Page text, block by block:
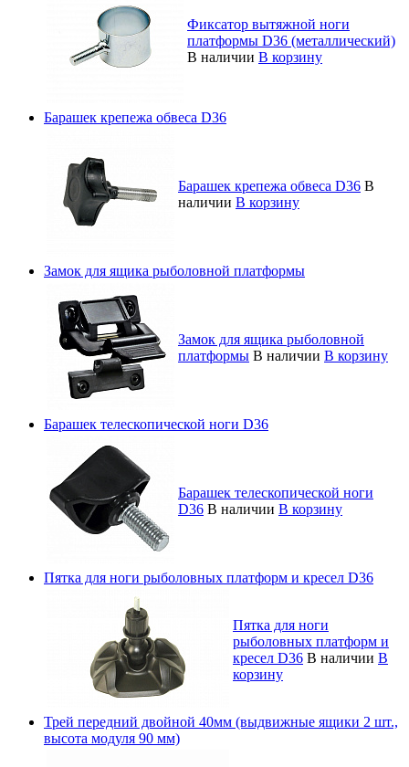
Фиксатор вытяжной ноги
платформы D36 (металлический)
В наличии В корзину
Барашек крепежа обвеса D36
Барашек крепежа обвеса D36 В
наличии В корзину
Замок для ящика рыболовной платформы
Замок для ящика рыболовной
платформы В наличии В корзину
Барашек телескопической ноги D36
Барашек телескопической ноги
D36 В наличии В корзину
Пятка для ноги рыболовных платформ и кресел D36
Пятка для ноги
рыболовных платформ и
кресел D36 В наличии В
корзину
Трей передний двойной 40мм (выдвижные ящики 2 шт.,
высота модуля 90 мм)